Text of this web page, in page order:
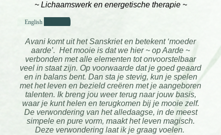
~ Lichaamswerk en energetische therapie~
English Below...
Avani komt uit het Sanskriet en betekent ‘moeder
aarde’. Het mooie is dat we hier ~ op Aarde ~
verbonden met alle elementen tot onvoorstelbaar
veel in staat zijn. Op voorwaarde dat je goed geaard
en in balans bent. Dan sta je stevig, kun je spelen
met het leven en bezield creëren met je aangeboren
talenten. Ik breng jou weer terug naar jouw basis,
waar je kunt helen en terugkomen bij je mooie zelf.
De verwondering van het alledaagse, in de meest
simpele en pure vorm, maakt het leven magisch.
Deze verwondering laat ik je graag voelen.